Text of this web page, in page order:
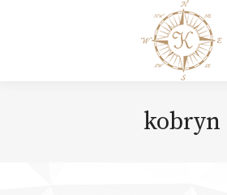
kobryn